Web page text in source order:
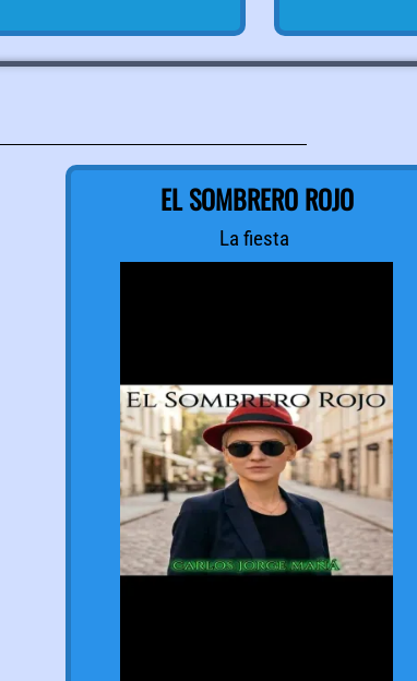
EL SOMBRERO ROJO
La fiesta